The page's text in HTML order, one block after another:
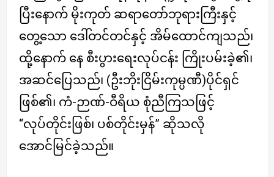
ပြီးနောက် မိုးကုတ် ဆရာတော်ဘုရားကြီးနှင့်
တွေ့သော ဒေါ်တင်တင်နှင့် အိမ်ထောင်ကျသည်၊
ထို့နောက် နေ စီးပွားရေးလုပ်ငန်း ကြိုးပမ်းခဲ့၏၊
အဆင်ပြေသည်၊ (ဦးဘိုးငြိမ်းကုမ္ပဏီ)ပိုင်ရှင်
ဖြစ်၏၊ ကံ-ဉာဏ်-ဝီရိယ စုံညီကြသဖြင့်
“လုပ်တိုင်းဖြစ်၊ ပစ်တိုင်းမှန်” ဆိုသလို
အောင်မြင်ခဲ့သည်။